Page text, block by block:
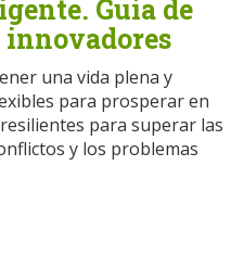
Guía de
una vida plena y
para prosperar en
para superar las
y los problemas